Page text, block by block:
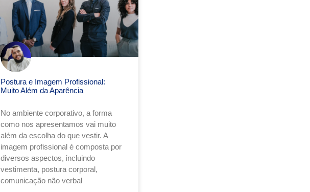
Postura e Imagem Profissional:
Muito Além da Aparência
No ambiente corporativo, a forma
como nos apresentamos vai muito
além da escolha do que vestir. A
imagem profissional é composta por
diversos aspectos, incluindo
vestimenta, postura corporal,
comunicação não verbal